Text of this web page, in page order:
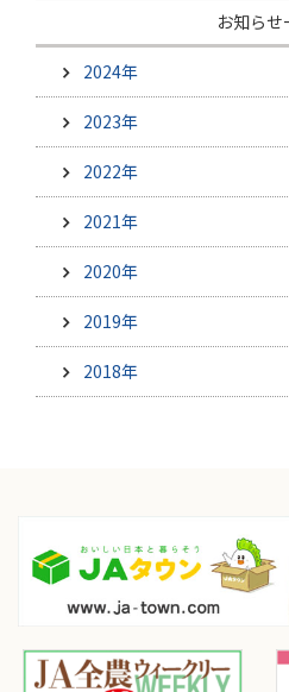
お知らせ
2024年
2023年
2022年
2021年
2020年
2019年
2018年